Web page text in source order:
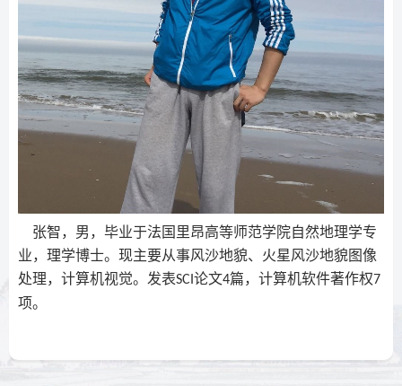
张智，男，毕业于法国里昂高等师范学院自然地理学专
业，理学博士。现主要从事风沙地貌、火星风沙地貌图像
处理，计算机视觉。发表SCI论文4篇，计算机软件著作权7
项。